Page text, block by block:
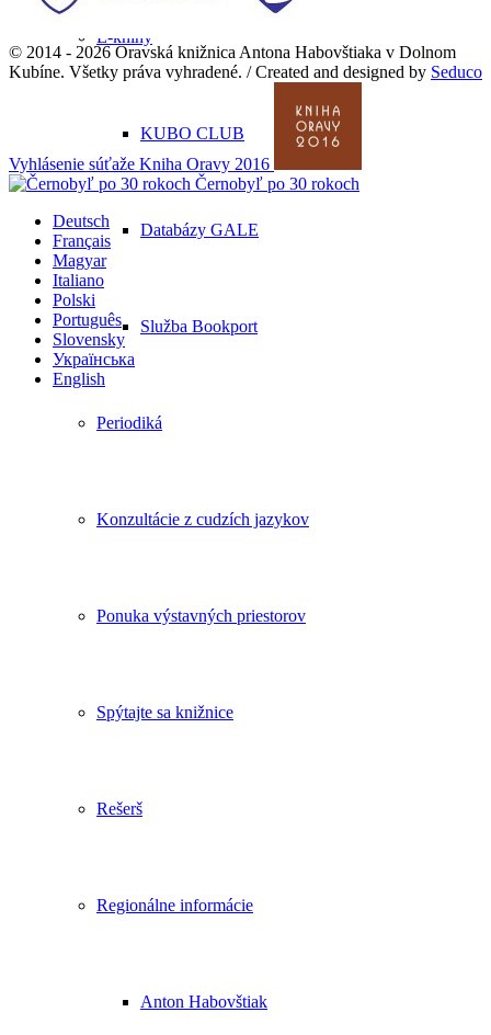
E-knihy
KUBO CLUB
Databázy GALE
Služba Bookport
Periodiká
Konzultácie z cudzích jazykov
Ponuka výstavných priestorov
Spýtajte sa knižnice
Rešerš
Regionálne informácie
Anton Habovštiak
© 2014 - 2026 Oravská knižnica Antona Habovštiaka v Dolnom
Kubíne. Všetky práva vyhradené. / Created and designed by Seduco
Vyhlásenie súťaže Kniha Oravy 2016
Černobyľ po 30 rokoch
Deutsch
Français
Magyar
Italiano
Polski
Português
Slovensky
Українська
English